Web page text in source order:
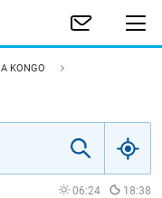
KONGO
06:24 18:38